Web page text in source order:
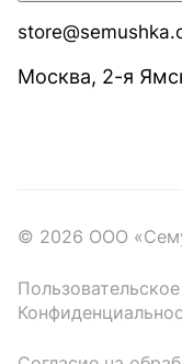
Москва, 2-я
© 2026 ООО